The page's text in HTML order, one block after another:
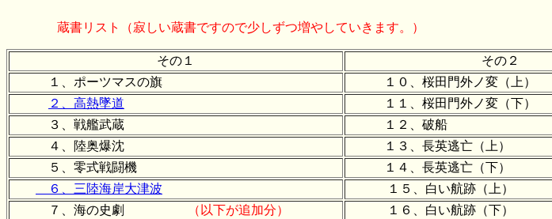
蔵書リスト（寂しい蔵書ですので少しずつ増やしていきます。）
その１
その２
１、ポーツマスの旗
１０、桜田門外ノ変（上）
２、高熱墜道
１１、桜田門外ノ変（下）
３、戦艦武蔵
１２、破船
４、陸奥爆沈
１３、長英逃亡（上）
５、零式戦闘機
１４、長英逃亡（下）
６、三陸海岸大津波
１５、白い航跡（上）
７、海の史劇
（以下が追加分） １６、白い航跡（下）